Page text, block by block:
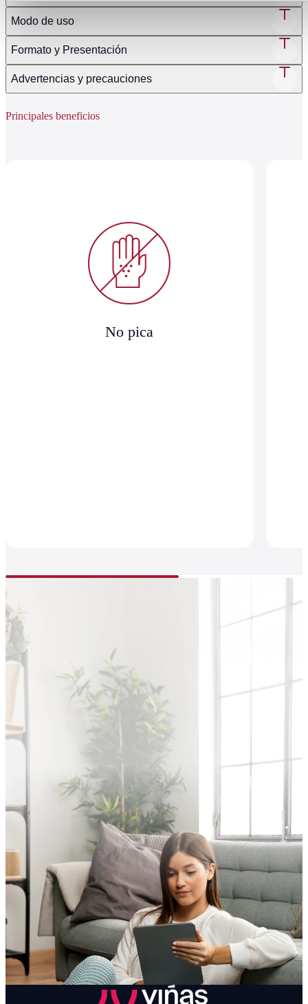
Modo de uso
Formato y Presentación
Advertencias y precauciones
Principales beneficios
No pica